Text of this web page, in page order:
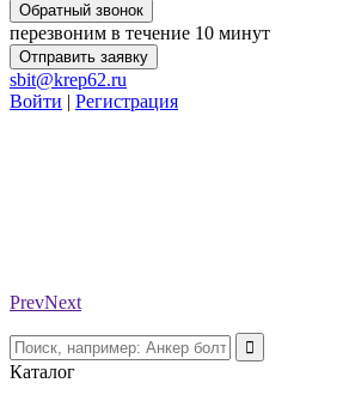
Обратный звонок
перезвоним в течение 10 минут
Отправить заявку
sbit@krep62.ru
Войти | Регистрация
PrevNext
Каталог